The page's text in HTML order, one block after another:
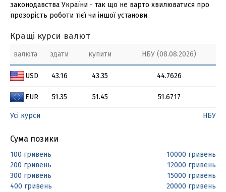
законодавства України - так що не варто хвилюватися про
прозорість роботи тієї чи іншої установи.
Кращі курси валют
валюта здати купити НБУ (08.08.2026)
USD 43.16 43.35 44.7626
EUR 51.35 51.45 51.6717
Усі курси НБУ
Сума позики
100 гривень
200 гривень
300 гривень
400 гривень
10000 гривень
12000 гривень
15000 гривень
20000 гривень